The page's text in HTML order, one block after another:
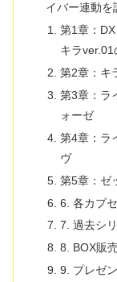
イバー連動を
第1章：
キラ
第2章：キ
第3章：ラ
ォーゼ
第4章：ラ
ヴ
第5章：ゼ
6. 各カプ
7. 過去シ
8. BOX販
9. プレゼ